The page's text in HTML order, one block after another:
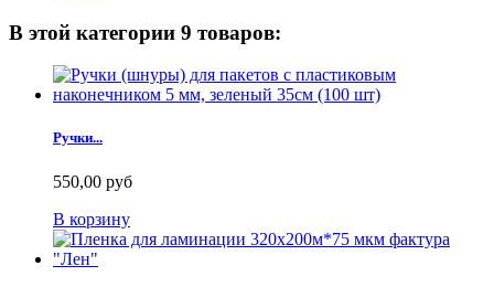
В этой категории 9 товаров:
Ручки...
550,00 руб
В корзину